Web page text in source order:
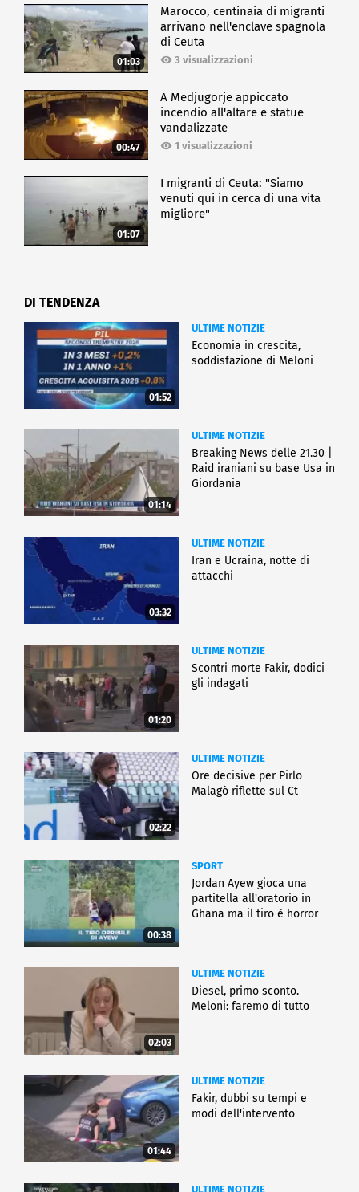
01:03
Marocco, centinaia di migranti
arrivano nell'enclave spagnola
di Ceuta
3 visualizzazioni
00:47
A Medjugorje appiccato
incendio all'altare e statue
vandalizzate
1 visualizzazioni
01:07
I migranti di Ceuta: "Siamo
venuti qui in cerca di una vita
migliore"
DI TENDENZA
01:52
ULTIME NOTIZIE
Economia in crescita,
soddisfazione di Meloni
01:14
ULTIME NOTIZIE
Breaking News delle 21.30 |
Raid iraniani su base Usa in
Giordania
03:32
ULTIME NOTIZIE
Iran e Ucraina, notte di
attacchi
01:20
ULTIME NOTIZIE
Scontri morte Fakir, dodici
gli indagati
02:22
ULTIME NOTIZIE
Ore decisive per Pirlo
Malagò riflette sul Ct
00:38
SPORT
Jordan Ayew gioca una
partitella all'oratorio in
Ghana ma il tiro è horror
02:03
ULTIME NOTIZIE
Diesel, primo sconto.
Meloni: faremo di tutto
01:44
ULTIME NOTIZIE
Fakir, dubbi su tempi e
modi dell'intervento
ULTIME NOTIZIE